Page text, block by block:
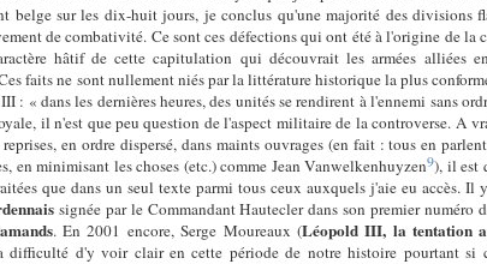
belge sur les dix-huit jours, je conclus qu'une majorité des divisions
de combativité. Ce sont ces défections qui ont été à l'origine de
hâtif de cette capitulation qui découvrait les armées alliées
faits ne sont nullement niés par la littérature historique la plus
: « dans les dernières heures, des unités se rendirent à l'ennemi sans
il n'est que peu question de l'aspect militaire de la controverse. A
en ordre dispersé, dans maints ouvrages (en fait : tous en
en minimisant les choses (etc.) comme Jean Vanwelkenhuyzen9), il est
que dans un seul texte parmi tous ceux auxquels j'aie eu accès.
signée par le Commandant Hautecler dans son premier numéro
. En 2001 encore, Serge Moureaux (Léopold III, la tentation
d'y voir clair en cette période de notre histoire pourtant si